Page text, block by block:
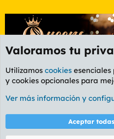
Foro General
Cookies
PL OLDSTYLE
Términos y reglas
Valoramos tu
Utilizamos cookies esenciales
y cookies opcionales para
Ver más información y
Aceptar